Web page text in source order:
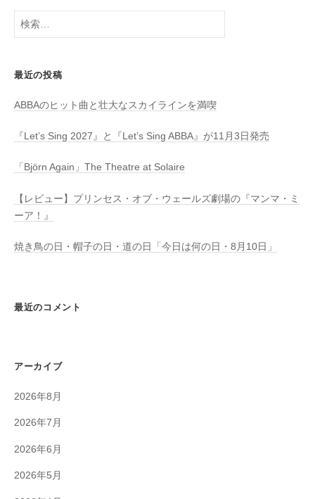
検
最近の投稿
ABBAのヒット曲と壮大なスカイラインを満喫
『Let’s Sing 2027』と『Let’s Sing ABBA』が11月3日発売
「Björn Again」The Theatre at Solaire
【レビュー】プリンセス・オブ・ウェールズ劇場の『マンマ・ミ
ーア！』
焼き鳥の日・帽子の日・道の日「今日は何の日・8月10日」
最近のコメント
アーカイブ
2026年8月
2026年7月
2026年6月
2026年5月